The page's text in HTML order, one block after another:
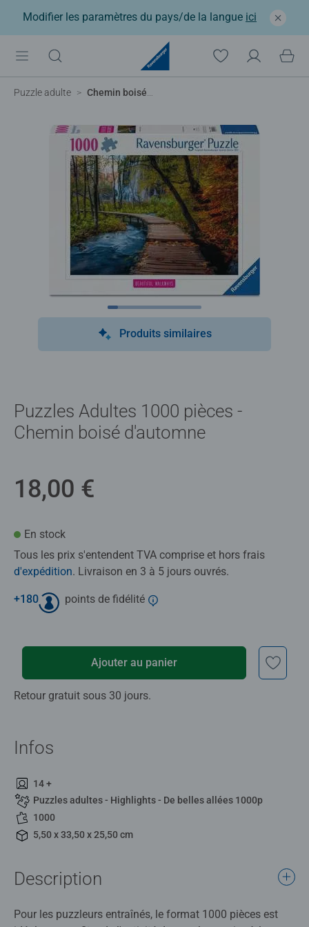
Modifier les paramètres du pays/de la langue ici
Puzzle adulte Chemin boisé d'automne
Produits similaires
Puzzles Adultes 1000 pièces -
Chemin boisé d'automne
18,00 €
En stock
Tous les prix s'entendent TVA comprise et hors frais
d'expédition. Livraison en 3 à 5 jours ouvrés.
+180 points de fidélité
Ajouter au panier
Retour gratuit sous 30 jours.
Infos
14 +
Puzzles adultes - Highlights - De belles allées 1000p
1000
5,50 x 33,50 x 25,50 cm
Description
Pour les puzzleurs entraînés, le format 1000 pièces est